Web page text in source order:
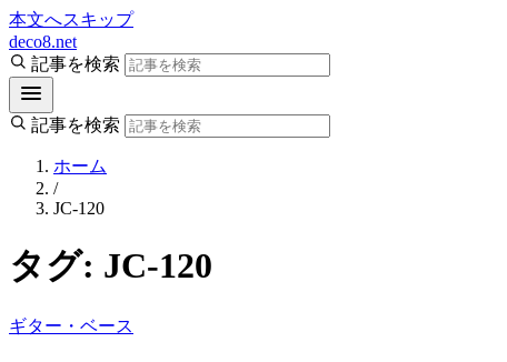
本文へスキップ
deco8.net
記事を検索
記事を検索
ホーム
/
JC-120
タグ: JC-120
ギター・ベース